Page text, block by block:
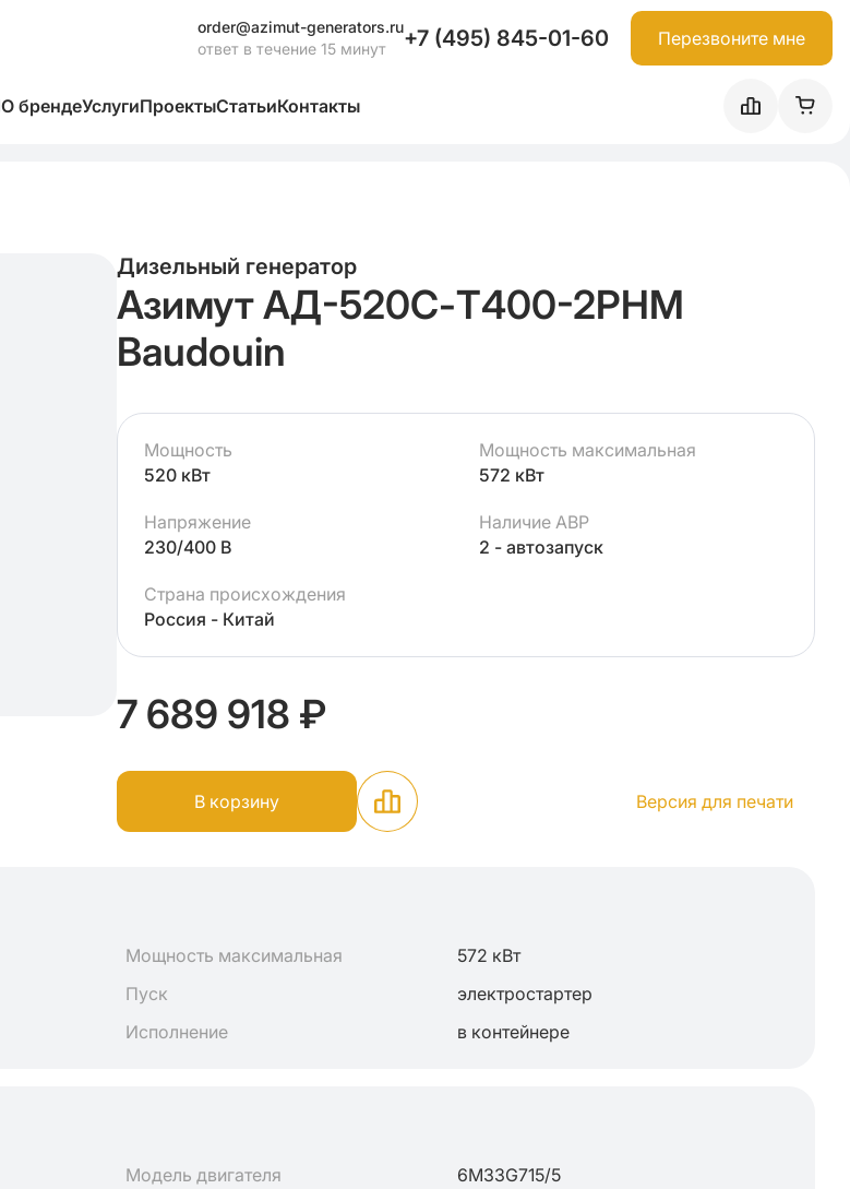
order@azimut-generators.ru
ответ в течение 15 минут
+7 (495) 845-01-60 Перезвоните мне
О брендеУслугиПроектыСтатьиКонтакты
Дизельный генератор
Азимут АД-520С-Т400-2РНМ
Baudouin
Мощность
520 кВт
Мощность максимальная
572 кВт
Напряжение
230/400 В
Наличие АВР
2 - автозапуск
Страна происхождения
Россия - Китай
7 689 918 ₽
В корзину Версия для печати
Мощность максимальная
572 кВт
Пуск
электростартер
Исполнение в контейнере
Модель двигателя
6M33G715/5